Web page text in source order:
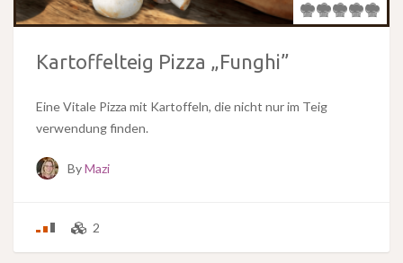
Kartoffelteig Pizza „Funghi”
Eine Vitale Pizza mit Kartoffeln, die nicht nur im Teig
verwendung finden.
ByMazi
2